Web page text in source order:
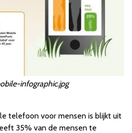
infographic.jpg
telefoon voor mensen is blijkt uit
35% van de mensen te